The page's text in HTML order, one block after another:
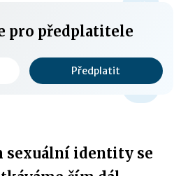
pro předplatitele
Předplatit
0:00 / 0:00
sexuální identity se